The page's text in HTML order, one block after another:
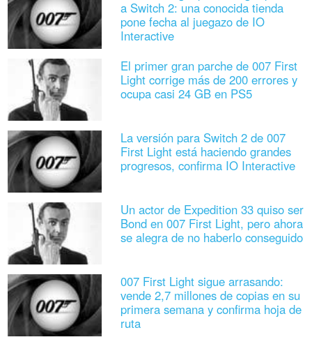
a Switch 2: una conocida tienda
pone fecha al juegazo de IO
Interactive
El primer gran parche de 007 First
Light corrige más de 200 errores y
ocupa casi 24 GB en PS5
La versión para Switch 2 de 007
First Light está haciendo grandes
progresos, confirma IO Interactive
Un actor de Expedition 33 quiso ser
Bond en 007 First Light, pero ahora
se alegra de no haberlo conseguido
007 First Light sigue arrasando:
vende 2,7 millones de copias en su
primera semana y confirma hoja de
ruta